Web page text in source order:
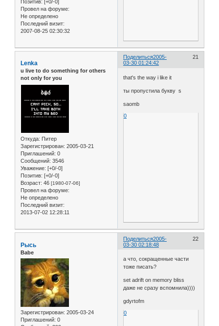
Позитив: [+0/-0]
Провел на форуме:
Не определено
Последний визит:
2007-08-25 02:30:32
Поделиться 21
2005-
03-30 01:24:42
Lenka
u live to do something for others
not only for you
Откуда: Питер
Зарегистрирован: 2005-03-21
Приглашений: 0
Сообщений: 3546
Уважение: [+0/-0]
Позитив: [+0/-0]
Возраст: 46 [1980-07-06]
Провел на форуме:
Не определено
Последний визит:
2013-07-02 12:28:11
that's the way i like it
ты пропустила букву s
saomb
0
Поделиться 22
2005-
03-30 02:18:48
Рысь
Babe
Зарегистрирован: 2005-03-24
Приглашений: 0
а что, сокращенные части
тоже писать?
set adrift on memory bliss
даже не сразу вспомнила))))
gdyrtofm
0